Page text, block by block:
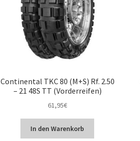
Continental TKC 80 (M+S) Rf. 2.50
– 21 48S TT (Vorderreifen)
61,95€
In den Warenkorb